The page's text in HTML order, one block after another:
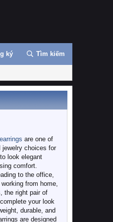
ký Tìm kiếm
are one of
choices for
look elegant
comfort.
to the office,
from home,
the right pair of
your look
durable, and
are designed